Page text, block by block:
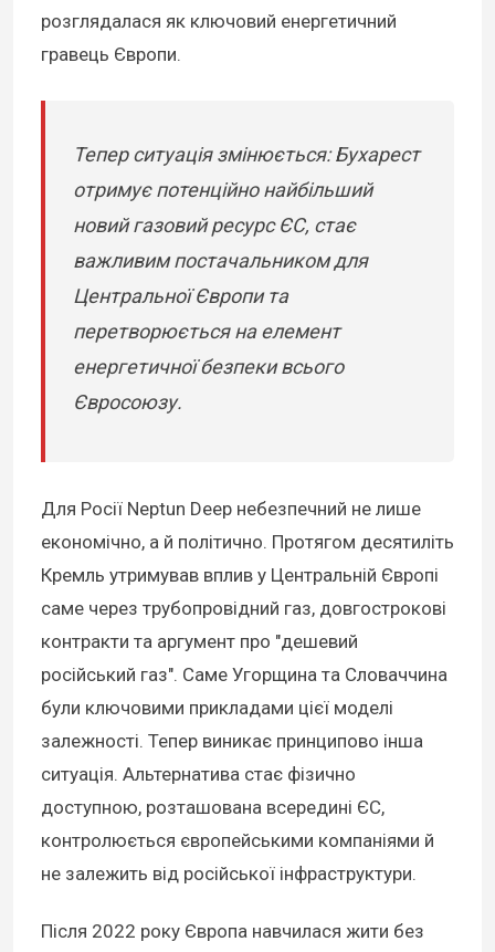
розглядалася як ключовий енергетичний
гравець Європи.
Тепер ситуація змінюється: Бухарест
отримує потенційно найбільший
новий газовий ресурс ЄС, стає
важливим постачальником для
Центральної Європи та
перетворюється на елемент
енергетичної безпеки всього
Євросоюзу.
Для Росії Neptun Deep небезпечний не лише
економічно, а й політично. Протягом десятиліть
Кремль утримував вплив у Центральній Європі
саме через трубопровідний газ, довгострокові
контракти та аргумент про "дешевий
російський газ". Саме Угорщина та Словаччина
були ключовими прикладами цієї моделі
залежності. Тепер виникає принципово інша
ситуація. Альтернатива стає фізично
доступною, розташована всередині ЄС,
контролюється європейськими компаніями й
не залежить від російської інфраструктури.
Після 2022 року Європа навчилася жити без